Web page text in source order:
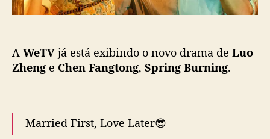
ã
i
”
:
A WeTV já está exibindo o novo drama de Luo
Zheng e Chen Fangtong, Spring Burning.
Married First, Love Later😎